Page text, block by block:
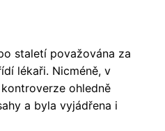
staletí považována za
lékaři. Nicméně, v
ohledně
a byla vyjádřena i